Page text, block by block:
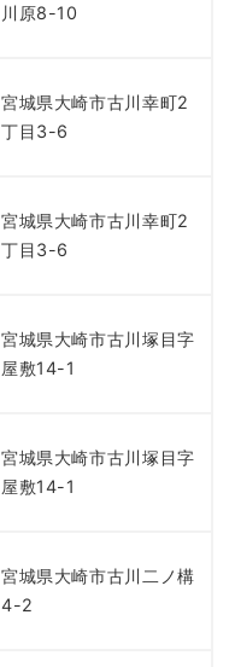
川原8-10
宮城県大崎市古川幸町2
丁目3-6
宮城県大崎市古川幸町2
丁目3-6
宮城県大崎市古川塚目字
屋敷14-1
宮城県大崎市古川塚目字
屋敷14-1
宮城県大崎市古川二ノ構
4-2